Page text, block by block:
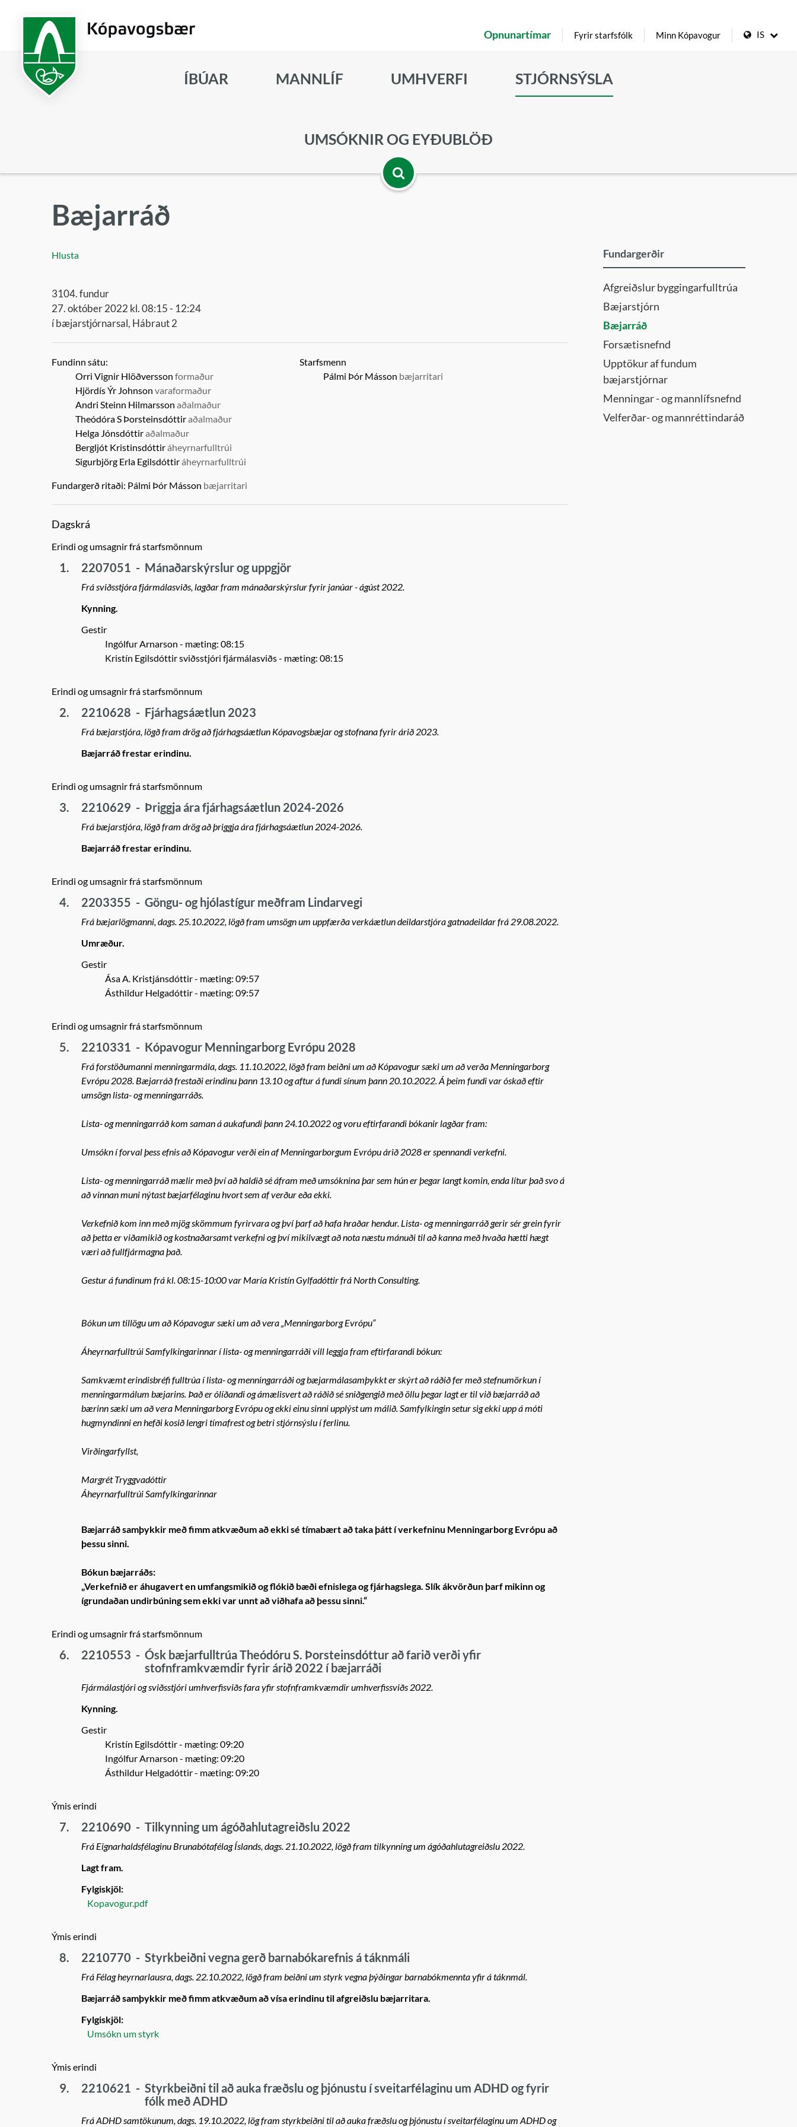
ÍBÚAR MANNLÍF UMHVERFI STJÓRNSÝSLA
UMSÓKNIR OG EYÐUBLÖÐ
Opna
Opnunartímar Fyrir starfsfólk Minn Kópavogur IS
Bæjarráð
Hlusta
3104. fundur
27. október 2022 kl. 08:15 - 12:24
í bæjarstjórnarsal, Hábraut 2
Fundinn sátu:
Orri Vignir Hlöðversson formaður
Hjördís Ýr Johnson varaformaður
Andri Steinn Hilmarsson aðalmaður
Theódóra S Þorsteinsdóttiraðalmaður
Helga Jónsdóttiraðalmaður
Bergljót Kristinsdóttiráheyrnarfulltrúi
Sigurbjörg Erla Egilsdóttiráheyrnarfulltrúi
Starfsmenn
Pálmi Þór Másson bæjarritari
Fundargerð ritaði: Pálmi Þór Másson bæjarritari
Dagskrá
Erindi og umsagnir frá starfsmönnum
1. 2207051 - Mánaðarskýrslur og uppgjör
Frá sviðsstjóra fjármálasviðs, lagðar fram mánaðarskýrslur fyrir janúar - ágúst 2022.
Kynning.
Gestir
Ingólfur Arnarson - mæting: 08:15
Kristín Egilsdóttir sviðsstjóri fjármálasviðs- mæting: 08:15
Erindi og umsagnir frá starfsmönnum
2. 2210628 - Fjárhagsáætlun 2023
Frá bæjarstjóra, lögð fram drög að fjárhagsáætlun Kópavogsbæjar og stofnana fyrir árið 2023.
Bæjarráð frestar erindinu.
Erindi og umsagnir frá starfsmönnum
3. 2210629 - Þriggja ára fjárhagsáætlun 2024-2026
Frá bæjarstjóra, lögð fram drög að þriggja ára fjárhagsáætlun 2024-2026.
Bæjarráð frestar erindinu.
Erindi og umsagnir frá starfsmönnum
4. 2203355 - Göngu- og hjólastígur meðfram Lindarvegi
Frá bæjarlögmanni, dags. 25.10.2022, lögð fram umsögn um uppfærða verkáætlun deildarstjóra gatnadeildar frá 29.08.2022.
Umræður.
Gestir
Ása A. Kristjánsdóttir- mæting: 09:57
Ásthildur Helgadóttir- mæting: 09:57
Erindi og umsagnir frá starfsmönnum
5. 2210331 - Kópavogur Menningarborg Evrópu 2028
Frá forstöðumanni menningarmála, dags. 11.10.2022, lögð fram beiðni um að Kópavogur sæki um að verða Menningarborg
Evrópu 2028. Bæjarráð frestaði erindinu þann 13.10 og aftur á fundi sínum þann 20.10.2022. Á þeim fundi var óskað eftir
umsögn lista- og menningarráðs.
Lista- og menningarráð kom saman á aukafundi þann 24.10.2022 og voru eftirfarandi bókanir lagðar fram:
Umsókn í forval þess efnis að Kópavogur verði ein af Menningarborgum Evrópu árið 2028 er spennandi verkefni.
Lista- og menningarráð mælir með því að haldið sé áfram með umsóknina þar sem hún er þegar langt komin, enda lítur það svo á
að vinnan muni nýtast bæjarfélaginu hvort sem af verður eða ekki.
Verkefnið kom inn með mjög skömmum fyrirvara og því þarf að hafa hraðar hendur. Lista- og menningarráð gerir sér grein fyrir
að þetta er viðamikið og kostnaðarsamt verkefni og því mikilvægt að nota næstu mánuði til að kanna með hvaða hætti hægt
væri að fullfjármagna það.
Gestur á fundinum frá kl. 08:15-10:00 var María Kristín Gylfadóttir frá North Consulting.
Bókun um tillögu um að Kópavogur sæki um að vera „Menningarborg Evrópu“
Áheyrnarfulltrúi Samfylkingarinnar í lista- og menningarráði vill leggja fram eftirfarandi bókun:
Samkvæmt erindisbréfi fulltrúa í lista- og menningarráði og bæjarmálasamþykkt er skýrt að ráðið fer með stefnumörkun í
menningarmálum bæjarins. Það er ólíðandi og ámælisvert að ráðið sé sniðgengið með öllu þegar lagt er til við bæjarráð að
bærinn sæki um að vera Menningarborg Evrópu og ekki einu sinni upplýst um málið. Samfylkingin setur sig ekki upp á móti
hugmyndinni en hefði kosið lengri tímafrest og betri stjórnsýslu í ferlinu.
Virðingarfyllst,
Margrét Tryggvadóttir
Áheyrnarfulltrúi Samfylkingarinnar
Bæjarráð samþykkir með fimm atkvæðum að ekki sé tímabært að taka þátt í verkefninu Menningarborg Evrópu að
þessu sinni.
Bókun bæjarráðs:
„Verkefnið er áhugavert en umfangsmikið og flókið bæði efnislega og fjárhagslega. Slík ákvörðun þarf mikinn og
ígrundaðan undirbúning sem ekki var unnt að viðhafa að þessu sinni.“
Erindi og umsagnir frá starfsmönnum
6. 2210553 - Ósk bæjarfulltrúa Theódóru S. Þorsteinsdóttur að farið verði yfir
stofnframkvæmdir fyrir árið 2022 í bæjarráði
Fjármálastjóri og sviðsstjóri umhverfisviðs fara yfir stofnframkvæmdir umhverfissviðs 2022.
Kynning.
Gestir
Kristín Egilsdóttir- mæting: 09:20
Ingólfur Arnarson - mæting: 09:20
Ásthildur Helgadóttir- mæting: 09:20
Ýmis erindi
7. 2210690 - Tilkynning um ágóðahlutagreiðslu 2022
Frá Eignarhaldsfélaginu Brunabótafélag Íslands, dags. 21.10.2022, lögð fram tilkynning um ágóðahlutagreiðslu 2022.
Lagt fram.
Fylgiskjöl:
Kopavogur.pdf
Ýmis erindi
8. 2210770 - Styrkbeiðni vegna gerð barnabókarefnis á táknmáli
Frá Félag heyrnarlausra, dags. 22.10.2022, lögð fram beiðni um styrk vegna þýðingar barnabókmennta yfir á táknmál.
Bæjarráð samþykkir með fimm atkvæðum að vísa erindinu til afgreiðslu bæjarritara.
Fylgiskjöl:
Umsókn um styrk
Ýmis erindi
9. 2210621 - Styrkbeiðni til að auka fræðslu og þjónustu í sveitarfélaginu um ADHD og fyrir
fólk með ADHD
Frá ADHD samtökunum, dags. 19.10.2022, lög fram styrkbeiðni til að auka fræðslu og þjónustu í sveitarfélaginu um ADHD og
Fundargerðir
Afgreiðslur byggingarfulltrúa
Bæjarstjórn
Bæjarráð
Forsætisnefnd
Upptökur af fundum
bæjarstjórnar
Menningar - og mannlífsnefnd
Velferðar- og mannréttindaráð